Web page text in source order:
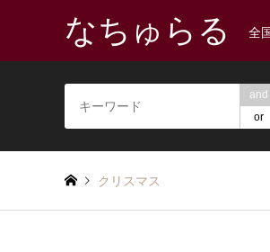
なちゅらる 全
and
or
クリスマス